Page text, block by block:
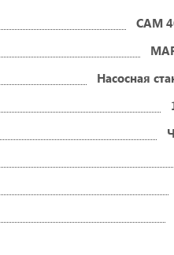
CAM
Насосная